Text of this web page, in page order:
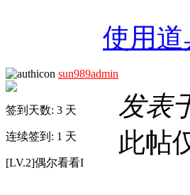
使用道
sun989admin
签到天数: 3 天
连续签到: 1 天
[LV.2]偶尔看看I
发表
此帖